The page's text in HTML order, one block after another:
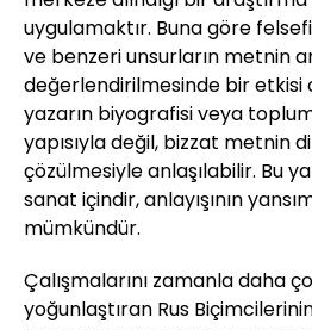
uygulamaktır. Buna göre
ve benzeri unsurların metnin
değerlendirilmesinde bir etkisi
yazarın biyografisi veya
yapısıyla değil, bizzat metnin
çözülmesiyle anlaşılabilir. Bu
sanat içindir, anlayışının
mümkündür.
Çalışmalarını zamanla daha
yoğunlaştıran Rus